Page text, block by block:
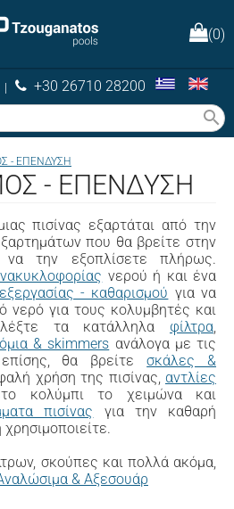
(0)
| +30 26710 28200
search
- ΕΠΕΝΔΥΣΗ
- ΕΠΕΝΔΥΣΗ
πισίνας εξαρτάται από την
που θα βρείτε στην
να την εξοπλίσετε πλήρως.
νερού ή και ένα
- καθαρισμού για να
νερό για τους κολυμβητές και
τα κατάλληλα φίλτρα
& skimmers ανάλογα με τις
θα βρείτεσκάλες &
χρήση της πισίνας, αντλίες
κολύμπι το χειμώνα και
πισίνας για την καθαρή
σκούπες και πολλά ακόμα,
& Αξεσουάρ